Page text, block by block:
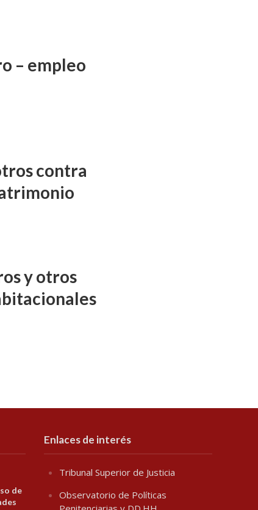
– empleo
contra
y otros
de
Enlaces de interés
Tribunal Superior de Justicia
Observatorio de Políticas